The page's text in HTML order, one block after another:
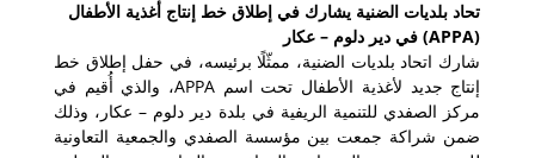
تحاد بلديات الضنية يشارك في إطلاق خط إنتاج أغذية الأطفال
(APPA) في دير دلوم – عكار
شارك اتحاد بلديات الضنية، ممثّلًا برئيسه، في حفل إطلاق خط
إنتاج جديد لأغذية الأطفال تحت اسم APPA، والذي أُقيم في
مركز الصفدي للتنمية الريفية في بلدة دير دلوم – عكار، وذلك
ضمن شراكة جمعت بين مؤسسة الصفدي والجمعية التعاونية